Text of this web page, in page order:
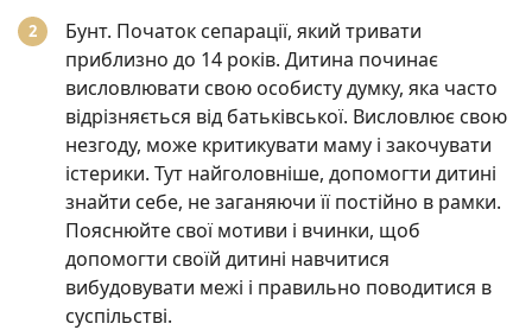
Бунт. Початок сепарації, який тривати
приблизно до 14 років. Дитина починає
висловлювати свою особисту думку, яка часто
відрізняється від батьківської. Висловлює свою
незгоду, може критикувати маму і закочувати
істерики. Тут найголовніше, допомогти дитині
знайти себе, не заганяючи її постійно в рамки.
Пояснюйте свої мотиви і вчинки, щоб
допомогти своїй дитині навчитися
вибудовувати межі і правильно поводитися в
суспільстві.